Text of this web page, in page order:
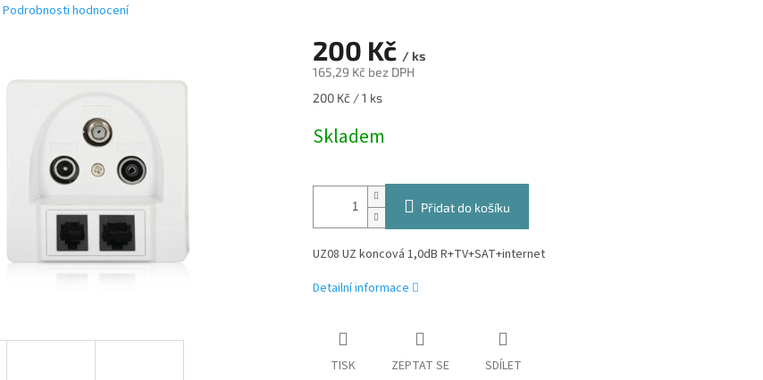
Podrobnosti hodnocení
200 Kč / ks
165,29 Kč bez DPH
Měrná
200 Kč / 1 ks
Skladem
Přidat do košíku
UZ08 UZ koncová 1,0dB R+TV+SAT+internet
Detailní informace
TISK ZEPTAT SE SDÍLET